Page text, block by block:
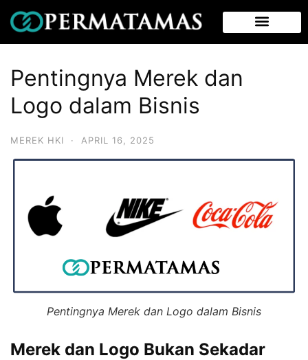
Pentingnya Merek dan
Logo dalam Bisnis
MEREK HKI · APRIL 16, 2025
Pentingnya Merek dan Logo dalam Bisnis
Merek dan Logo Bukan Sekadar